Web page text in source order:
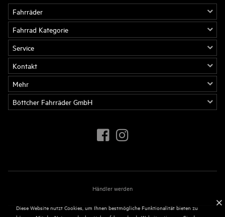
Fahrräder
Fahrrad Kategorie
Service
Kontakt
Mehr
Böttcher Fahrräder GmbH
Händler werden
Diese Website nutzt Cookies, um Ihnen bestmögliche Funktionalität bieten zu